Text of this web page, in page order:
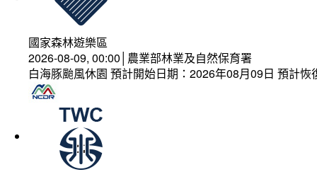
國家森林遊樂區
2026-08-09, 00:00│農業部林業及自然保育署
白海豚颱風休園 預計開始日期：2026年08月09日 預計